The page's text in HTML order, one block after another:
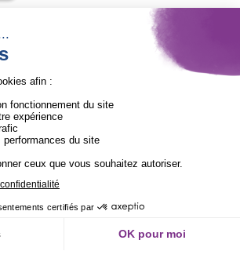
l’ESS certifiée Quali’OP